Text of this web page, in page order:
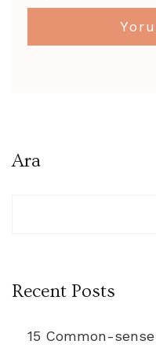
Ara
Recent Posts
15 Common-